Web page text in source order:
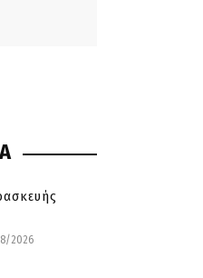
2026